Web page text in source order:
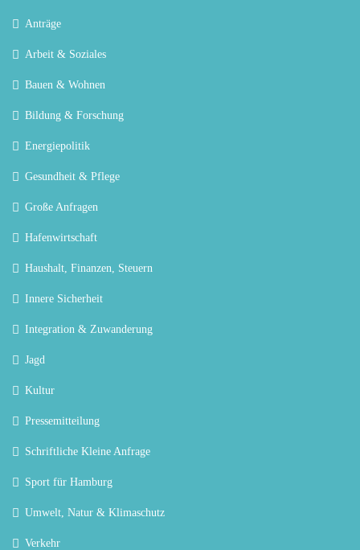
Anträge
Arbeit & Soziales
Bauen & Wohnen
Bildung & Forschung
Energiepolitik
Gesundheit & Pflege
Große Anfragen
Hafenwirtschaft
Haushalt, Finanzen, Steuern
Innere Sicherheit
Integration & Zuwanderung
Jagd
Kultur
Pressemitteilung
Schriftliche Kleine Anfrage
Sport für Hamburg
Umwelt, Natur & Klimaschutz
Verkehr